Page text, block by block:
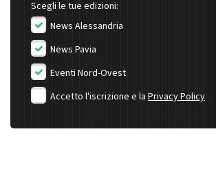
Scegli le tue edizioni:
News Alessandria
News Pavia
Eventi Nord-Ovest
Accetto l'iscrizione e la Privacy Policy